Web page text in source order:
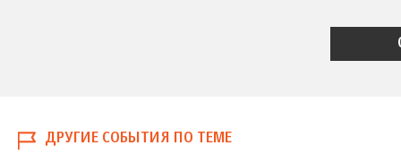
ДРУГИЕ СОБЫТИЯ ПО ТЕМЕ